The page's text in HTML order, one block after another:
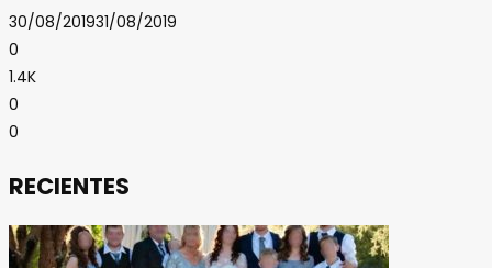
30/08/201931/08/2019
0
1.4K
0
0
RECIENTES